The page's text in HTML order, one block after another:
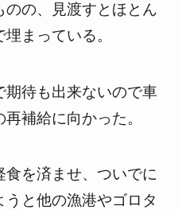
のの、見渡すとほとん
まっている。
期待も出来ないので車
補給に向かった。
食を済ませ、ついでに
と他の漁港やゴロタ